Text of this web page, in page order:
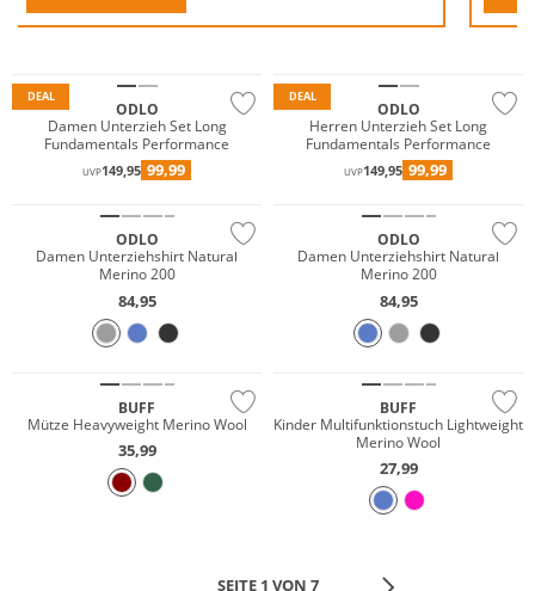
DEAL
ODLO
Damen Unterzieh Set Long
Fundamentals Performance
UVP149,95 99,99
DEAL
ODLO
Herren Unterzieh Set Long
Fundamentals Performance
UVP149,95 99,99
Merino
ODLO
Damen Unterziehshirt Natural
Merino 200
84,95
Merino
ODLO
Damen Unterziehshirt Natural
Merino 200
84,95
BUFF
Mütze Heavyweight Merino Wool
35,99
BUFF
Kinder Multifunktionstuch Lightweight
Merino Wool
27,99
SEITE 1 VON 7